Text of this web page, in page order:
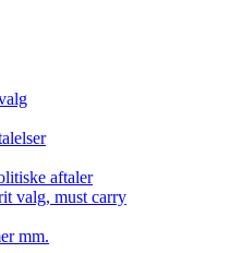
aftaler
valg, must carry
mm.